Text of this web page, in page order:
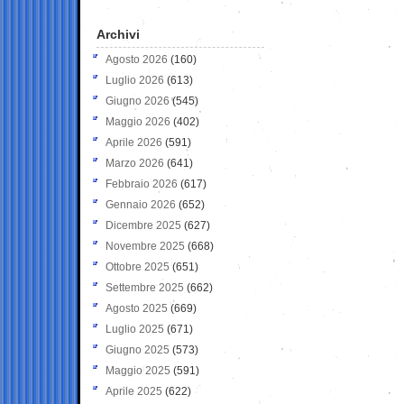
Archivi
Agosto 2026 (160)
Luglio 2026 (613)
Giugno 2026 (545)
Maggio 2026 (402)
Aprile 2026 (591)
Marzo 2026 (641)
Febbraio 2026 (617)
Gennaio 2026 (652)
Dicembre 2025 (627)
Novembre 2025 (668)
Ottobre 2025 (651)
Settembre 2025 (662)
Agosto 2025 (669)
Luglio 2025 (671)
Giugno 2025 (573)
Maggio 2025 (591)
Aprile 2025 (622)